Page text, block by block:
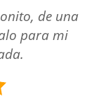
de una
para mi